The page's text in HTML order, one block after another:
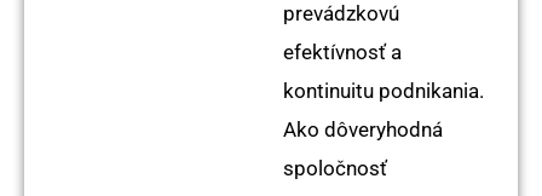
prevádzkovú
efektívnosť a
kontinuitu podnikania.
Ako dôveryhodná
spoločnosť